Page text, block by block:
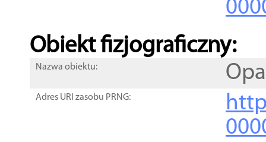
Obiekt fizjograficzny:
Nazwa obiektu:
Adres URI zasobu PRNG: